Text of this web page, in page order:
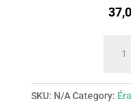
gold
SKU: N/A Category: